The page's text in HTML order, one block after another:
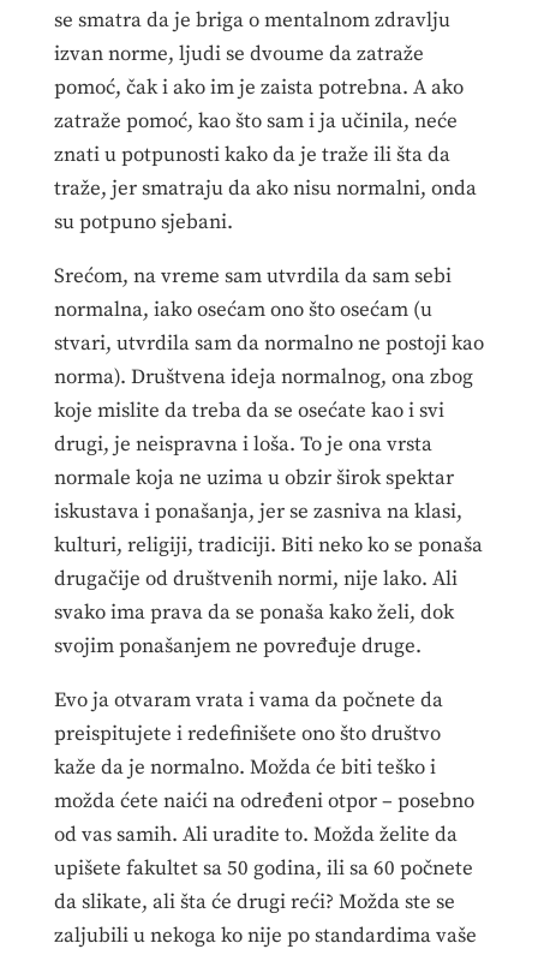
se smatra da je briga o mentalnom zdravlju
izvan norme, ljudi se dvoume da zatraže
pomoć, čak i ako im je zaista potrebna. A ako
zatraže pomoć, kao što sam i ja učinila, neće
znati u potpunosti kako da je traže ili šta da
traže, jer smatraju da ako nisu normalni, onda
su potpuno sjebani.
Srećom, na vreme sam utvrdila da sam sebi
normalna, iako osećam ono što osećam (u
stvari, utvrdila sam da normalno ne postoji kao
norma). Društvena ideja normalnog, ona zbog
koje mislite da treba da se osećate kao i svi
drugi, je neispravna i loša. To je ona vrsta
normale koja ne uzima u obzir širok spektar
iskustava i ponašanja, jer se zasniva na klasi,
kulturi, religiji, tradiciji. Biti neko ko se ponaša
drugačije od društvenih normi, nije lako. Ali
svako ima prava da se ponaša kako želi, dok
svojim ponašanjem ne povređuje druge.
Evo ja otvaram vrata i vama da počnete da
preispitujete i redefinišete ono što društvo
kaže da je normalno. Možda će biti teško i
možda ćete naići na određeni otpor – posebno
od vas samih. Ali uradite to. Možda želite da
upišete fakultet sa 50 godina, ili sa 60 počnete
da slikate, ali šta će drugi reći? Možda ste se
zaljubili u nekoga ko nije po standardima vaše